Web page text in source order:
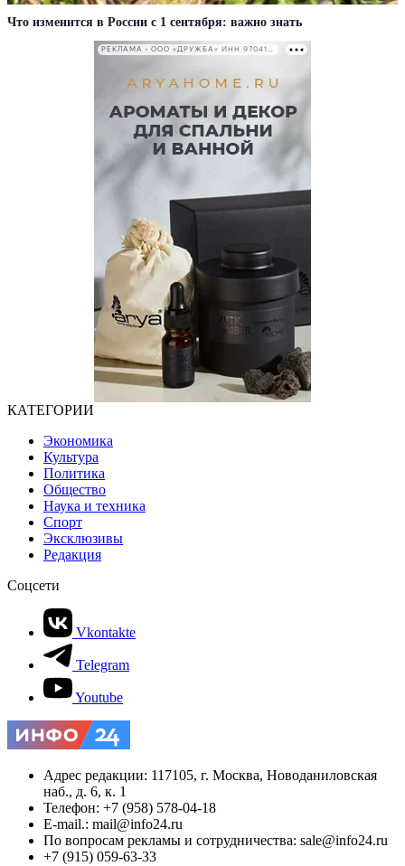
Что изменится в России с 1 сентября: важно знать
РЕКЛАМА • ООО «ДРУЖБА» ИНН 9704146411
КАТЕГОРИИ
Экономика
Культура
Политика
Общество
Наука и техника
Спорт
Эксклюзивы
Редакция
Соцсети
Vkontakte
Telegram
Youtube
Адрес редакции: 117105, г. Москва, Новоданиловская
наб., д. 6, к. 1
Телефон: +7 (958) 578-04-18
E-mail.: mail@info24.ru
По вопросам рекламы и сотрудничества: sale@info24.ru
+7 (915) 059-63-33